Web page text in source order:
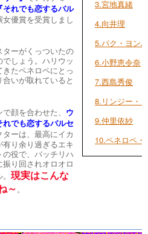
『それでも恋するバル
優賞を受賞しまし
ーがくっついたの
しょう。ハリウッ
たペネロペにとっ
いが取れていると
顔を合わせた、 ウ
れでも恋するバルセ
ーは、最高にイカ
り余り過ぎるエキ
役で、バッチリハ
り回されオロオロ
現実はこんな
～ 。
3.宮地真緒
4.向井理
5.パク・ヨンハ
6.小野恵令奈
7.西島秀俊
8.リンジー・
9.仲里依紗
10.ペネロペ・